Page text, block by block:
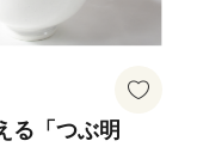
る「つぶ明